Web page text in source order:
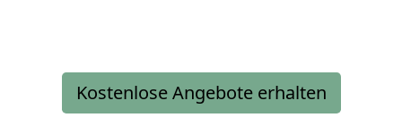
Kostenlose Angebote erhalten